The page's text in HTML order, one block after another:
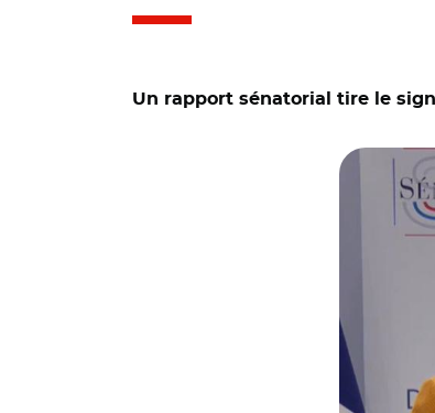
Un rapport sénatorial tire le